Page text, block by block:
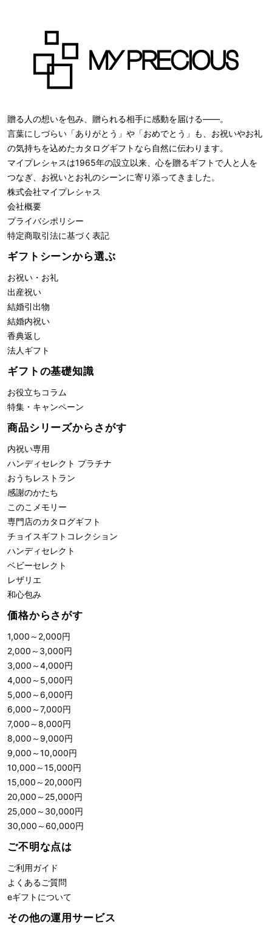
贈る人の想いを包み、贈られる相手に感動を届ける――。
言葉にしづらい「ありがとう」や「おめでとう」も、お祝いやお礼
の気持ちを込めたカタログギフトなら自然に伝わります。
マイプレシャスは1965年の設立以来、心を贈るギフトで人と人を
つなぎ、お祝いとお礼のシーンに寄り添ってきました。
株式会社マイプレシャス
会社概要
プライバシポリシー
特定商取引法に基づく表記
ギフトシーンから選ぶ
お祝い・お礼
出産祝い
結婚引出物
結婚内祝い
香典返し
法人ギフト
ギフトの基礎知識
お役立ちコラム
特集・キャンペーン
商品シリーズからさがす
内祝い専用
ハンディセレクト プラチナ
おうちレストラン
感謝のかたち
このこメモリー
専門店のカタログギフト
チョイスギフトコレクション
ハンディセレクト
ベビーセレクト
レザリエ
和心包み
価格からさがす
1,000 ～ 2,000円
2,000 ～ 3,000円
3,000 ～4,000円
4,000 ～ 5,000円
5,000 ～ 6,000円
6,000 ～7,000円
7,000 ～8,000円
8,000 ～ 9,000円
9,000 ～10,000円
10,000 ～15,000円
15,000 ～ 20,000円
20,000 ～ 25,000円
25,000 ～ 30,000円
30,000 ～ 60,000円
ご不明な点は
ご利用ガイド
よくあるご質問
eギフトについて
その他の運用サービス